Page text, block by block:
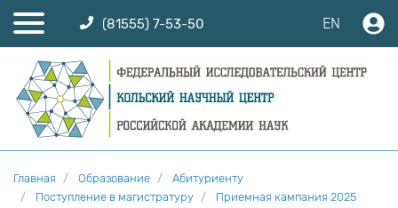
(81555) 7-53-50 EN
Главная Образование
Абитуриенту
Поступление в магистратуру
Приемная кампания 2025